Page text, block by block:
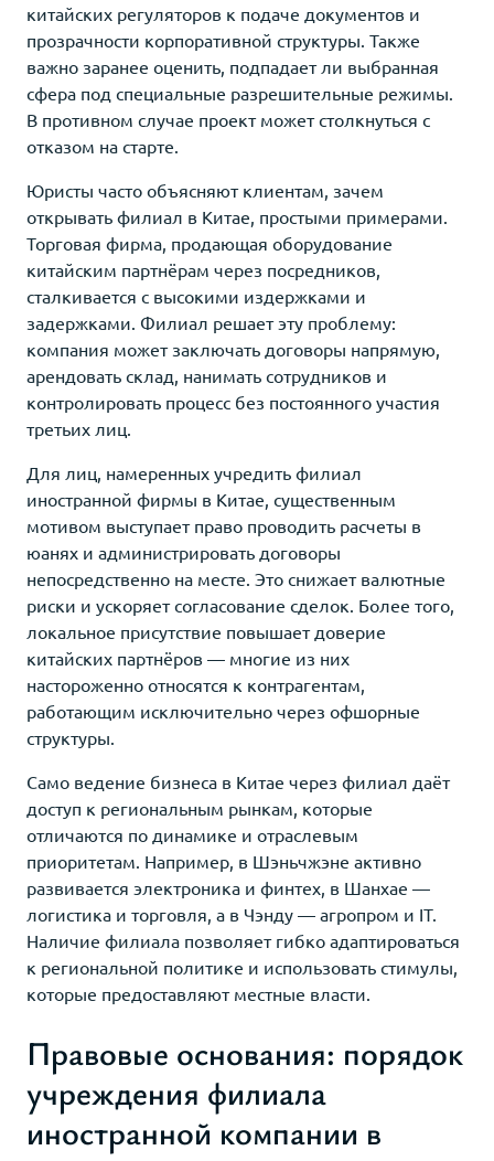
китайских регуляторов к подаче документов и
прозрачности корпоративной структуры. Также
важно заранее оценить, подпадает ли выбранная
сфера под специальные разрешительные режимы.
В противном случае проект может столкнуться с
отказом на старте.
Юристы часто объясняют клиентам, зачем
открывать филиал в Китае, простыми примерами.
Торговая фирма, продающая оборудование
китайским партнёрам через посредников,
сталкивается с высокими издержками и
задержками. Филиал решает эту проблему:
компания может заключать договоры напрямую,
арендовать склад, нанимать сотрудников и
контролировать процесс без постоянного участия
третьих лиц.
Для лиц, намеренных учредить филиал
иностранной фирмы в Китае, существенным
мотивом выступает право проводить расчеты в
юанях и администрировать договоры
непосредственно на месте. Это снижает валютные
риски и ускоряет согласование сделок. Более того,
локальное присутствие повышает доверие
китайских партнёров — многие из них
настороженно относятся к контрагентам,
работающим исключительно через офшорные
структуры.
Само ведение бизнеса в Китае через филиал даёт
доступ к региональным рынкам, которые
отличаются по динамике и отраслевым
приоритетам. Например, в Шэньчжэне активно
развивается электроника и финтех, в Шанхае —
логистика и торговля, а в Чэнду — агропром и IT.
Наличие филиала позволяет гибко адаптироваться
к региональной политике и использовать стимулы,
которые предоставляют местные власти.
Правовые основания: порядок
учреждения филиала
иностранной компании в